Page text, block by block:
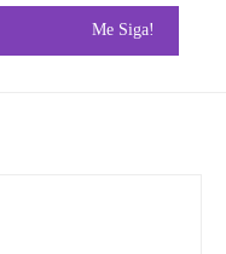
Me Siga!